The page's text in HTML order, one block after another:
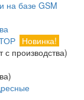
на базе GSM
Новинка!
с производства)